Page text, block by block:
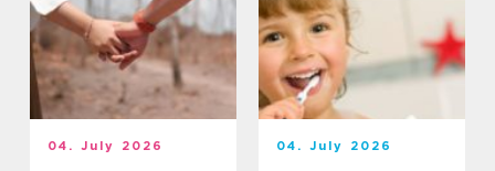
04. July 2026 04. July 2026